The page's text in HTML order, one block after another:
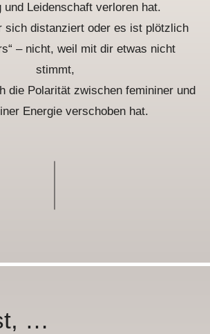
und Leidenschaft verloren hat.
sich distanziert oder es ist plötzlich
– nicht, weil mit dir etwas nicht
stimmt,
die Polarität zwischen femininer und
Energie verschoben hat.
…